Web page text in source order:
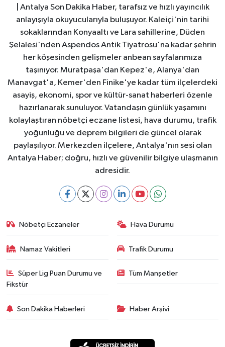
| Antalya Son Dakika Haber, tarafsız ve hızlı yayıncılık
anlayışıyla okuyucularıyla buluşuyor. Kaleiçi'nin tarihi
sokaklarından Konyaaltı ve Lara sahillerine, Düden
Şelalesi'nden Aspendos Antik Tiyatrosu'na kadar şehrin
her köşesinden gelişmeler anbean sayfalarımıza
taşınıyor. Muratpaşa'dan Kepez'e, Alanya'dan
Manavgat'a, Kemer'den Finike'ye kadar tüm ilçelerdeki
asayiş, ekonomi, spor ve kültür-sanat haberleri özenle
hazırlanarak sunuluyor. Vatandaşın günlük yaşamını
kolaylaştıran nöbetçi eczane listesi, hava durumu, trafik
yoğunluğu ve deprem bilgileri de güncel olarak
paylaşılıyor. Merkezden ilçelere, Antalya'nın sesi olan
Antalya Haber; doğru, hızlı ve güvenilir bilgiye ulaşmanın
adresidir.
Nöbetçi Eczaneler Hava Durumu
Namaz Vakitleri Trafik Durumu
Süper Lig Puan Durumu ve
Fikstür
Tüm Manşetler
Son Dakika Haberleri Haber Arşivi